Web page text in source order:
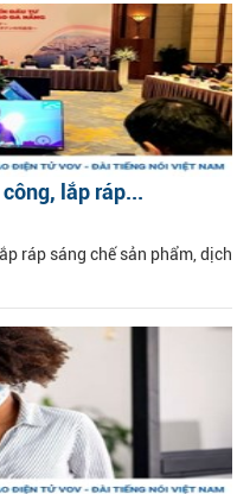
lắp ráp...
ráp sáng chế sản phẩm, dịch